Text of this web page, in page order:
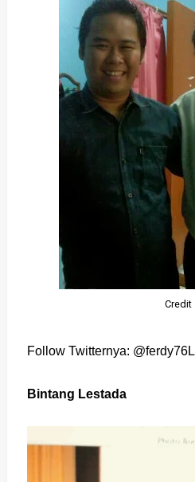
Credit
Follow Twitternya: @ferdy76L
Bintang Lestada